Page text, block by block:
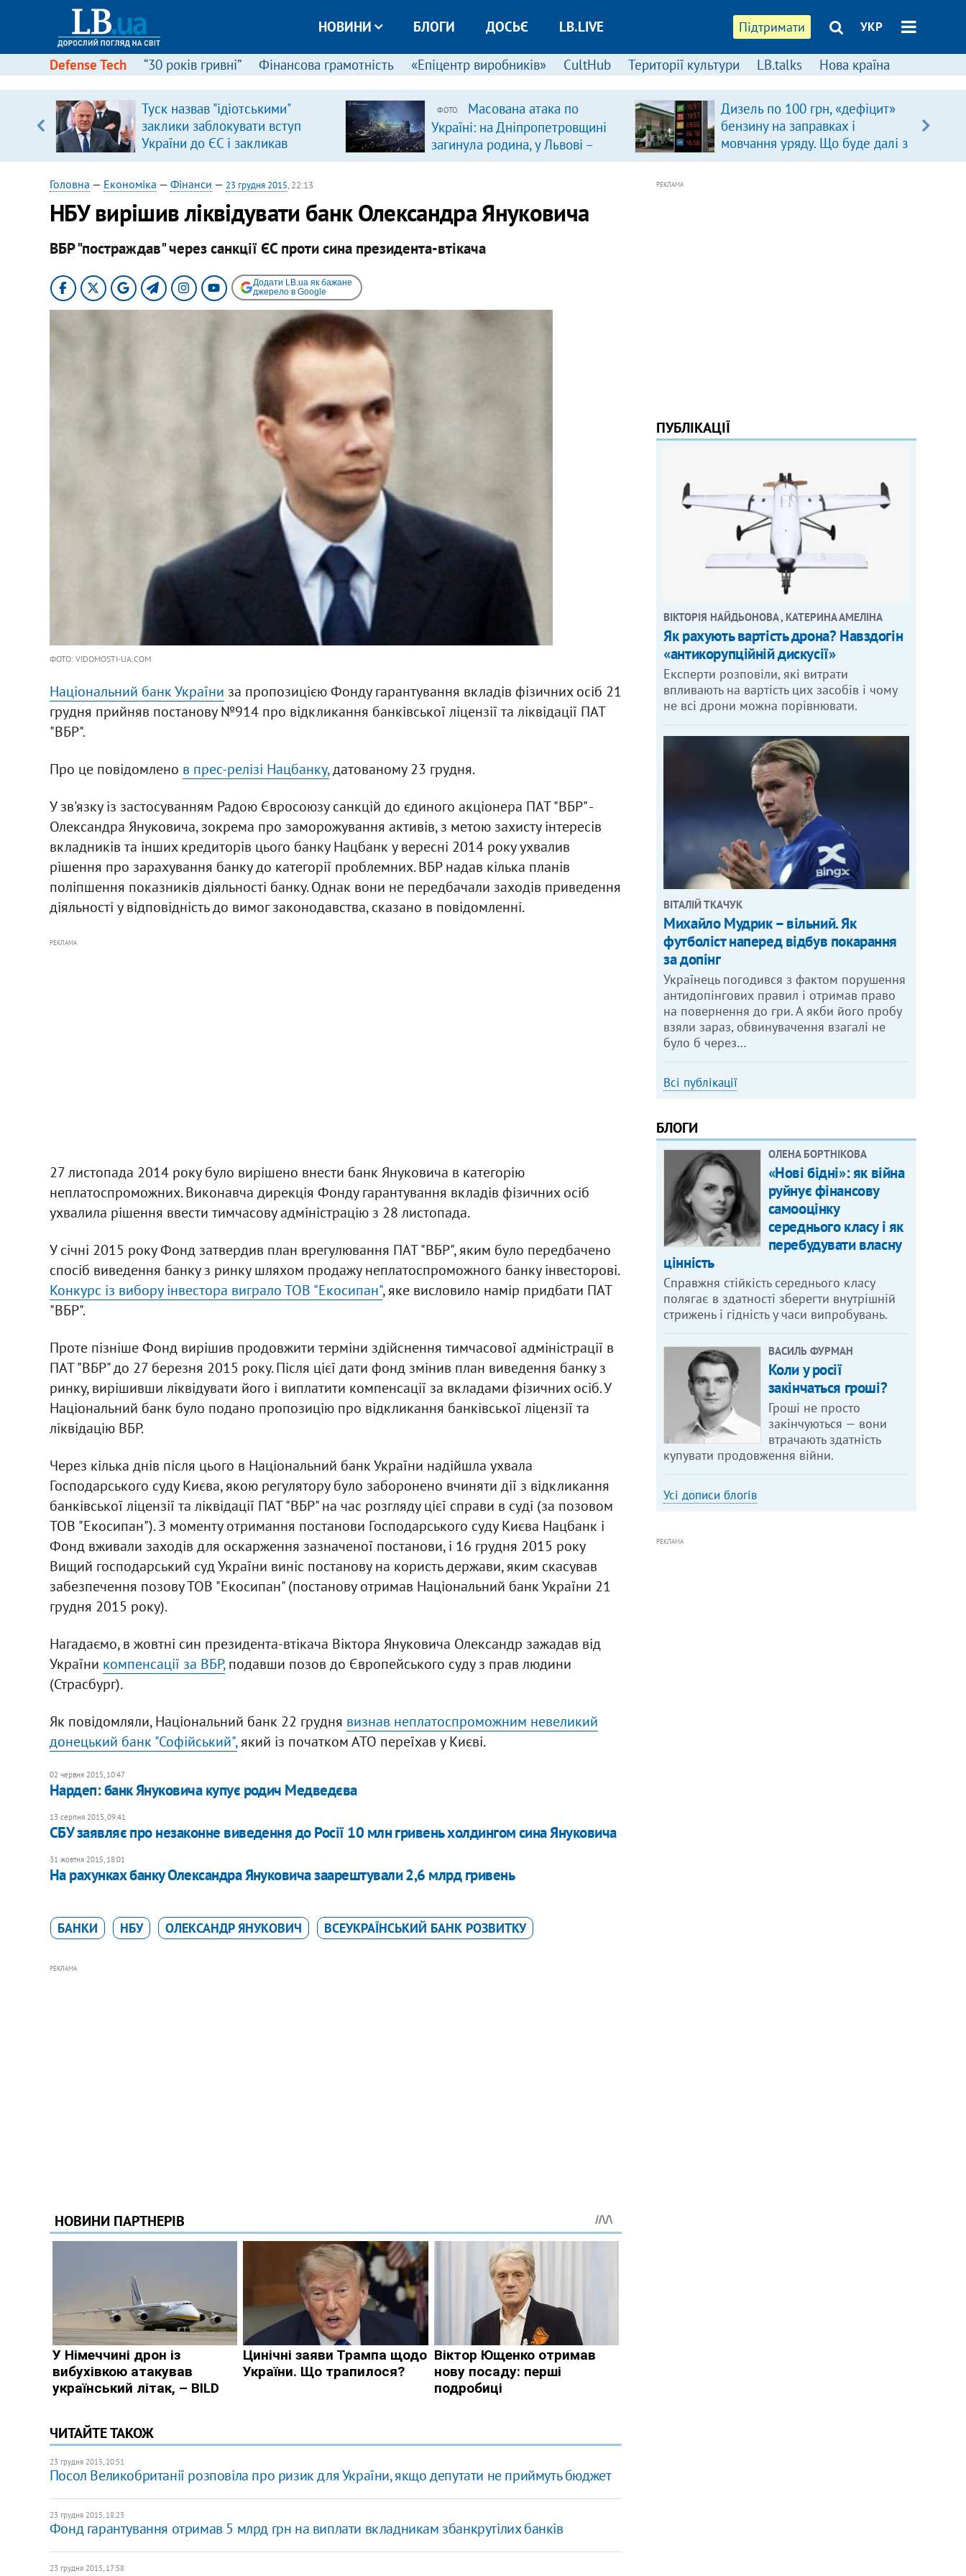
Підтримати УКР
НОВИНИ БЛОГИ ДОСЬЄ LB.LIVE
Defense Tech “30 років гривні” Фінансова грамотність «Епіцентр виробників» CultHub Території культури LB.talks Нова країна
Туск назвав "ідіотськими"
заклики заблокувати вступ
України до ЄС і закликав
припинити антиукраїнську
риторику
ФОТО
Масована атака по
Україні: на Дніпропетровщині
загинула родина, у Львові –
удар по багатоповерхівках
Дизель по 100 грн, «дефіцит»
бензину на заправках і
мовчання уряду. Що буде далі з
цінами на пальне?
Головна — Економіка — Фінанси — 23 грудня 2015, 22:13
НБУ вирішив ліквідувати банк Олександра Януковича
ВБР "постраждав" через санкції ЄС проти сина президента-втікача
Додати LB.ua як бажане
джерело в Google
ФОТО: VIDOMOSTI-UA.COM
Національний банк України за пропозицією Фонду гарантування вкладів фізичних осіб 21
грудня прийняв постанову №914 про відкликання банківської ліцензії та ліквідації ПАТ
"ВБР".
Про це повідомлено в прес-релізі Нацбанку,датованому 23 грудня.
У зв'язку із застосуванням Радою Євросоюзу санкцій до єдиного акціонера ПАТ "ВБР" -
Олександра Януковича, зокрема про заморожування активів, з метою захисту інтересів
вкладників та інших кредиторів цього банку Нацбанк у вересні 2014 року ухвалив
рішення про зарахування банку до категорії проблемних. ВБР надав кілька планів
поліпшення показників діяльності банку. Однак вони не передбачали заходів приведення
діяльності у відповідність до вимог законодавства, сказано в повідомленні.
РЕКЛАМА
27 листопада 2014 року було вирішено внести банк Януковича в категорію
неплатоспроможних. Виконавча дирекція Фонду гарантування вкладів фізичних осіб
ухвалила рішення ввести тимчасову адміністрацію з 28 листопада.
У січні 2015 року Фонд затвердив план врегулювання ПАТ "ВБР", яким було передбачено
спосіб виведення банку з ринку шляхом продажу неплатоспроможного банку інвесторові.
Конкурс із вибору інвестора виграло ТОВ "Екосипан", яке висловило намір придбати ПАТ
"ВБР".
Проте пізніше Фонд вирішив продовжити терміни здійснення тимчасової адміністрації в
ПАТ "ВБР" до 27 березня 2015 року. Після цієї дати фонд змінив план виведення банку з
ринку, вирішивши ліквідувати його і виплатити компенсації за вкладами фізичних осіб. У
Національний банк було подано пропозицію про відкликання банківської ліцензії та
ліквідацію ВБР.
Через кілька днів після цього в Національний банк України надійшла ухвала
Господарського суду Києва, якою регулятору було заборонено вчиняти дії з відкликання
банківської ліцензії та ліквідації ПАТ "ВБР" на час розгляду цієї справи в суді (за позовом
ТОВ "Екосипан"). З моменту отримання постанови Господарського суду Києва Нацбанк і
Фонд вживали заходів для оскарження зазначеної постанови, і 16 грудня 2015 року
Вищий господарський суд України виніс постанову на користь держави, яким скасував
забезпечення позову ТОВ "Екосипан" (постанову отримав Національний банк України 21
грудня 2015 року).
Нагадаємо, в жовтні син президента-втікача Віктора Януковича Олександр зажадав від
України компенсації за ВБР,подавши позов до Європейського суду з прав людини
(Страсбург).
Як повідомляли, Національний банк 22 грудня визнав неплатоспроможним невеликий
донецький банк "Софійський",який із початком АТО переїхав у Києві.
02 червня 2015, 10:47
Нардеп: банк Януковича купує родич Медведєва
13 серпня 2015, 09:41
СБУ заявляє про незаконне виведення до Росії 10 млн гривень холдингом сина Януковича
31 жовтня 2015, 18:01
На рахунках банку Олександра Януковича заарештували 2,6 млрд гривень
БАНКИ НБУ ОЛЕКСАНДР ЯНУКОВИЧ ВСЕУКРАЇНСЬКИЙ БАНК РОЗВИТКУ
РЕКЛАМА
ЧИТАЙТЕ ТАКОЖ
23 грудня 2015, 20:51
Посол Великобританії розповіла про ризик для України, якщо депутати не приймуть бюджет
23 грудня 2015, 18:23
Фонд гарантування отримав 5 млрд грн на виплати вкладникам збанкрутілих банків
23 грудня 2015, 17:58
РЕКЛАМА
ПУБЛІКАЦІЇ
ВІКТОРІЯ НАЙДЬОНОВА , КАТЕРИНА АМЕЛІНА
Як рахують вартість дрона? Навздогін
«антикорупційній дискусії»
Експерти розповіли, які витрати
впливають на вартість цих засобів і чому
не всі дрони можна порівнювати.
ВІТАЛІЙ ТКАЧУК
Михайло Мудрик – вільний. Як
футболіст наперед відбув покарання
за допінг
Українець погодився з фактом порушення
антидопінгових правил і отримав право
на повернення до гри. А якби його пробу
взяли зараз, обвинувачення взагалі не
було б через…
Всі публікації
БЛОГИ
ОЛЕНА БОРТНІКОВА
«Нові бідні»: як війна
руйнує фінансову
самооцінку
середнього класу і як
перебудувати власну
цінність
Справжня стійкість середнього класу
полягає в здатності зберегти внутрішній
стрижень і гідність у часи випробувань.
ВАСИЛЬ ФУРМАН
Коли у росії
закінчаться гроші?
Гроші не просто
закінчуються — вони
втрачають здатність
купувати продовження війни.
Усі дописи блогів
РЕКЛАМА